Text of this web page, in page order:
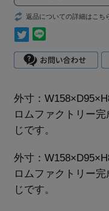
返品についての詳細はこち
外寸：
ロムファクトリー
じです。
外寸：
ロムファクトリー
じです。